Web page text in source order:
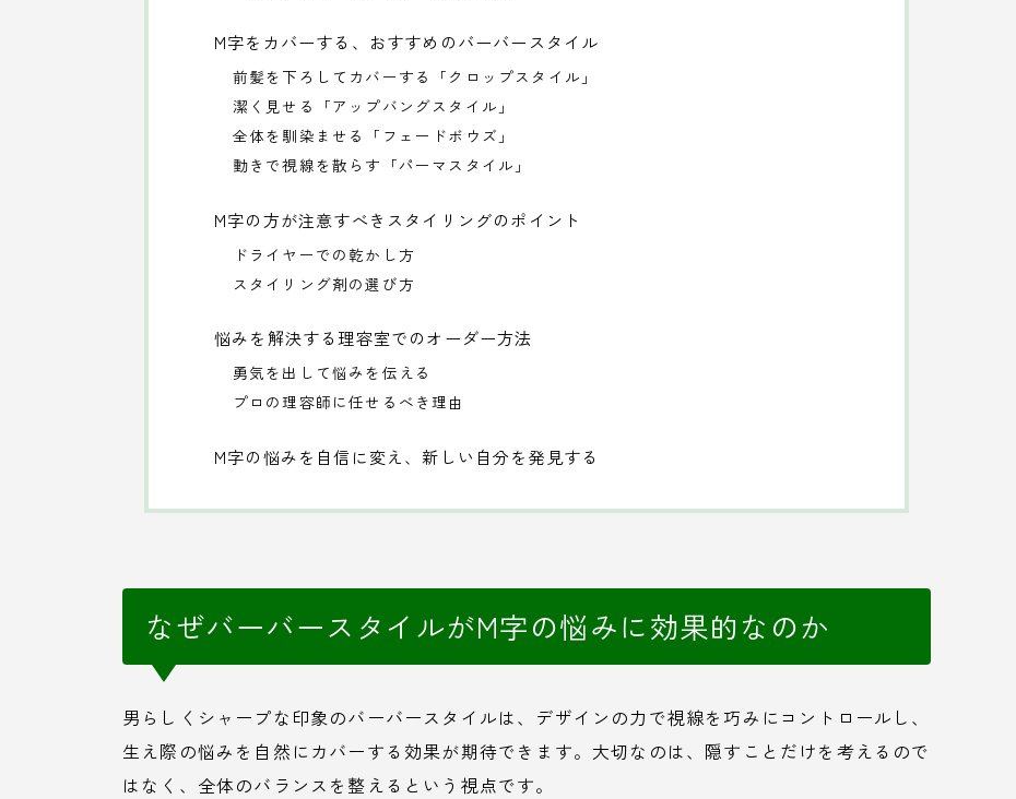
M字をカバーする、おすすめのバーバースタイル
前髪を下ろしてカバーする「クロップスタイル」
潔く見せる「アップバングスタイル」
全体を馴染ませる「フェードボウズ」
動きで視線を散らす「パーマスタイル」
M字の方が注意すべきスタイリングのポイント
ドライヤーでの乾かし方
スタイリング剤の選び方
悩みを解決する理容室でのオーダー方法
勇気を出して悩みを伝える
プロの理容師に任せるべき理由
M字の悩みを自信に変え、新しい自分を発見する
なぜバーバースタイルがM字の悩みに効果的なのか
男らしくシャープな印象のバーバースタイルは、デザインの力で視線を巧みにコントロールし、
生え際の悩みを自然にカバーする効果が期待できます。大切なのは、隠すことだけを考えるので
はなく、全体のバランスを整えるという視点です。